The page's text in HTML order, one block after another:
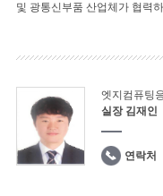
및 광통신부품 산업체가 협력
엣지컴퓨팅
실장 김재인
연락처